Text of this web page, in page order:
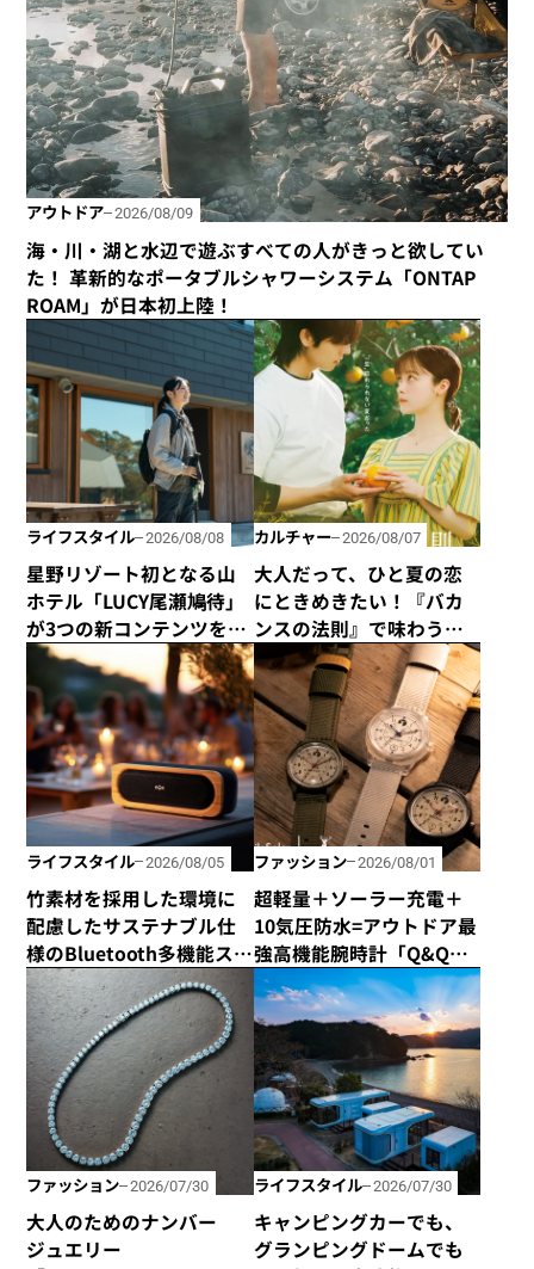
グルメ 2025/05/27
「銀座 和蘭豆（らんず） 銀座店」 - 専門家に聞
く！アイスコーヒーが美味しいお店
乗りもの 2025/08/30
鉄道趣味歴は50年以上！ 鉄道旅を知り尽くした
ジャーナリストが選ぶ！ 2025年夏に乗りたい観
光列車
アウトドア 2026/08/09
海・川・湖と水辺で遊ぶすべての人がきっと欲してい
た！ 革新的なポータブルシャワーシステム「ONTAP
ROAM」が日本初上陸！
ライフスタイル 2026/08/08
星野リゾート初となる山
ホテル「LUCY尾瀬鳩待」
が3つの新コンテンツを企
画して、2026年シーズン
は4月29日に全館営業開
始！
カルチャー 2026/08/07
大人だって、ひと夏の恋
にときめきたい！『バカ
ンスの法則』で味わう夏
休み気分
ライフスタイル 2026/08/05
竹素材を採用した環境に
配慮したサステナブル仕
様のBluetooth多機能ス
ピーカー「Get Together
Go」が新登場！
ファッション 2026/08/01
超軽量＋ソーラー充電＋
10気圧防水=アウトドア最
強高機能腕時計「Q&Q
Smile Solar × CAPTAIN
STAG」のダブル50周年記
念コラボウォッチが誕
生！
ファッション 2026/07/30
大人のためのナンバー
ジュエリー
ライフスタイル 2026/07/30
キャンピングカーでも、
グランピングドームでも